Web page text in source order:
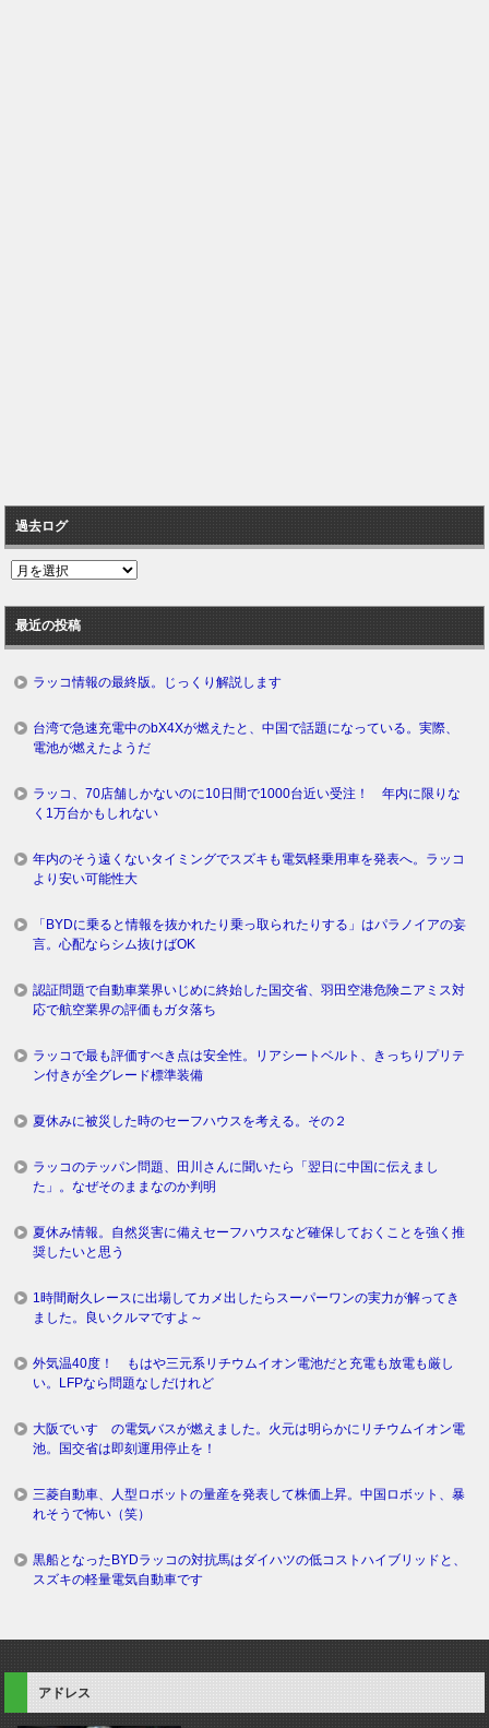
過去ログ
過
ロ
グ
最近の投稿
ラッコ情報の最終版。じっくり解説します
台湾で急速充電中のbX4Xが燃えたと、中国で話題になっている。実際、
電池が燃えたようだ
ラッコ、70店舗しかないのに10日間で1000台近い受注！ 年内に限りな
く1万台かもしれない
年内のそう遠くないタイミングでスズキも電気軽乗用車を発表へ。ラッコ
より安い可能性大
「BYDに乗ると情報を抜かれたり乗っ取られたりする」はパラノイアの妄
言。心配ならシム抜けばOK
認証問題で自動車業界いじめに終始した国交省、羽田空港危険ニアミス対
応で航空業界の評価もガタ落ち
ラッコで最も評価すべき点は安全性。リアシートベルト、きっちりプリテ
ン付きが全グレード標準装備
夏休みに被災した時のセーフハウスを考える。その２
ラッコのテッパン問題、田川さんに聞いたら「翌日に中国に伝えまし
た」。なぜそのままなのか判明
夏休み情報。自然災害に備えセーフハウスなど確保しておくことを強く推
奨したいと思う
1時間耐久レースに出場してカメ出したらスーパーワンの実力が解ってき
ました。良いクルマですよ～
外気温40度！ もはや三元系リチウムイオン電池だと充電も放電も厳し
い。LFPなら問題なしだけれど
大阪でいすゞの電気バスが燃えました。火元は明らかにリチウムイオン電
池。国交省は即刻運用停止を！
三菱自動車、人型ロボットの量産を発表して株価上昇。中国ロボット、暴
れそうで怖い（笑）
黒船となったBYDラッコの対抗馬はダイハツの低コストハイブリッドと、
スズキの軽量電気自動車です
アドレス